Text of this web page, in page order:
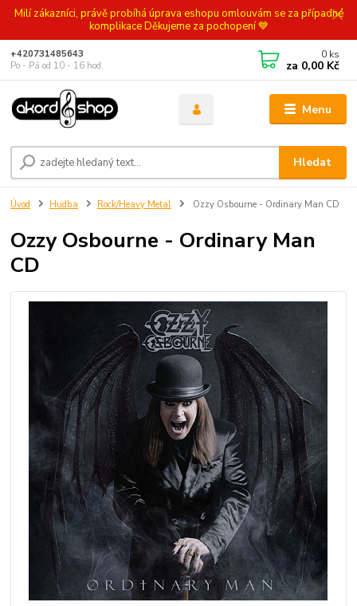
Milí zákazníci, právě probíhá úprava eshopu omlouvám se za případné
komplikace Děkujeme za pochopení 💙
Menu
Hledat
+420731485643
Po - Pá od 10 - 16 hod.
0 ks
za 0,00 Kč
Úvod Hudba Rock/Heavy Metal Ozzy Osbourne - Ordinary Man CD
Ozzy Osbourne - Ordinary Man
CD